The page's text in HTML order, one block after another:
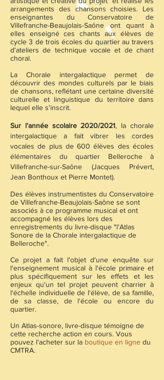
arrangements des chansons choisies. Les
enseignantes du Conservatoire de
Villefranche-Beaujolais-Saône ont quant à
elles enseigné ces chants aux élèves de
cycle 3 de trois écoles du quartier au travers
d'ateliers de technique vocale et de chant
choral.
La Chorale intergalactique permet de
découvrir des mondes culturels par le biais
de chansons, reflétant une certaine diversité
culturelle et linguistique du territoire dans
lequel elle s'inscrit.
Sur l'année scolaire 2020/2021, la chorale
intergalactique a fait vibrer les cordes
vocales de plus de 600 élèves des écoles
élémentaires du quartier Belleroche à
Villefranche-sur-Saône (Jacques Prévert,
Jean Bonthoux et Pierre Montet).
Des élèves instrumentistes du Conservatoire
de Villefranche-Beaujolais-Saône se sont
associés à ce programme musical et ont
accompagné les élèves lors des
enregistrements du livre-disque "l'Atlas
Sonore de la Chorale intergalactique de
Belleroche".
Ce projet a fait l'objet d'une enquête sur
l'enseignement musical à l'école primaire et
plus spécifiquement sur les effets et les
enjeux qu'un tel projet peuvent charrier à
l'échelle individuelle de l'élève, de sa famille,
de sa classe, de l'école ou encore du
quartier.
Un Atlas-sonore, livre-disque témoigne de
cette recherche action en cours. Vous
pouvez l'acheter sur la boutique en ligne du
CMTRA.